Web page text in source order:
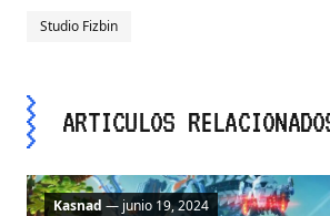
Studio Fizbin
ARTICULOS
Kasnad — junio 19, 2024